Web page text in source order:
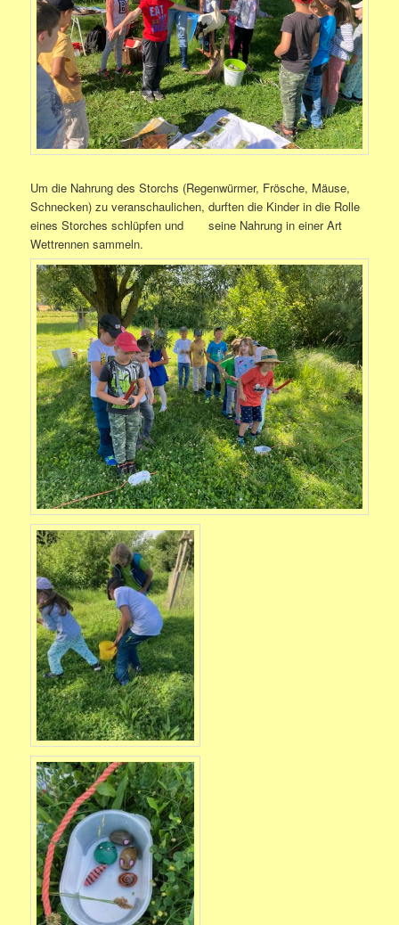
Um die Nahrung des Storchs (Regenwürmer, Frösche, Mäuse,
Schnecken) zu veranschaulichen, durften die Kinder in die Rolle
eines Storches schlüpfen und seine Nahrung in einer Art
Wettrennen sammeln.